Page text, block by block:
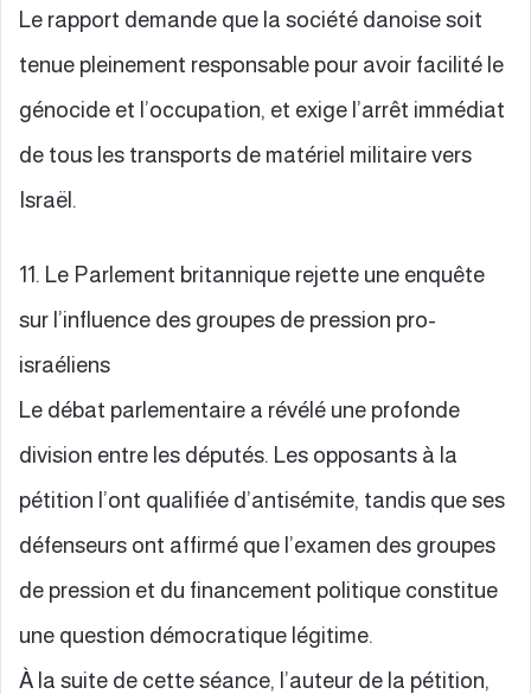
Le rapport demande que la société danoise soit
tenue pleinement responsable pour avoir facilité le
génocide et l’occupation, et exige l’arrêt immédiat
de tous les transports de matériel militaire vers
Israël.
11. Le Parlement britannique rejette une enquête
sur l’influence des groupes de pression pro-
israéliens
Le débat parlementaire a révélé une profonde
division entre les députés. Les opposants à la
pétition l’ont qualifiée d’antisémite, tandis que ses
défenseurs ont affirmé que l’examen des groupes
de pression et du financement politique constitue
une question démocratique légitime.
À la suite de cette séance, l’auteur de la pétition,